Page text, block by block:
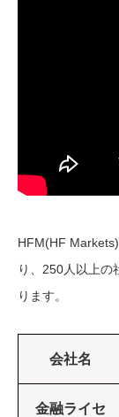
HFM(HF
り、250人以上の
ります。
会社名
金融ライセ